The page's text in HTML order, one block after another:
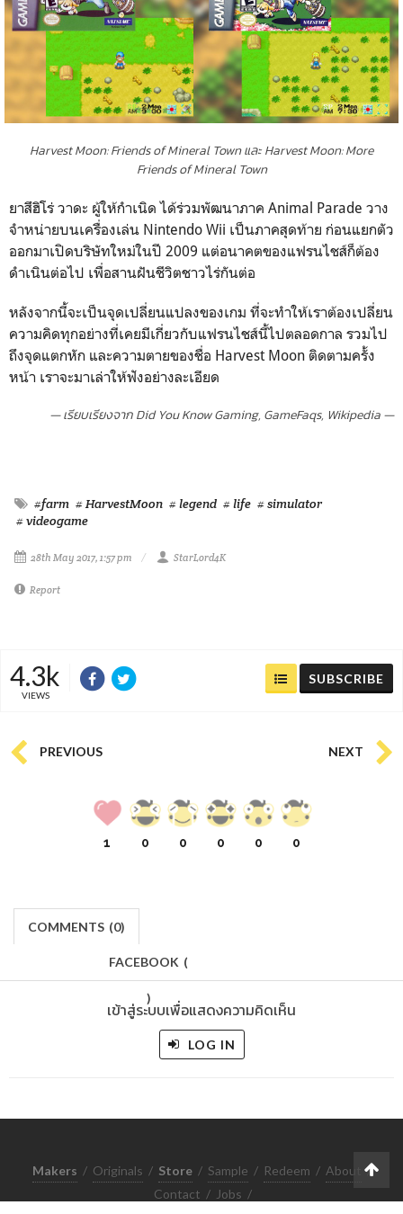
Harvest Moon: Friends of Mineral Town และ Harvest Moon: More
Friends of Mineral Town
ยาสึฮิโร่ วาดะ ผู้ให้กำเนิด ได้ร่วมพัฒนาภาค Animal Parade วาง
จำหน่ายบนเครื่องเล่น Nintendo Wii เป็นภาคสุดท้าย ก่อนแยกตัว
ออกมาเปิดบริษัทใหม่ในปี 2009 แต่อนาคตของแฟรนไชส์ก็ต้อง
ดำเนินต่อไป เพื่อสานฝันชีวิตชาวไร่กันต่อ
หลังจากนี้จะเป็นจุดเปลี่ยนแปลงของเกม ที่จะทำให้เราต้องเปลี่ยน
ความคิดทุกอย่างที่เคยมีเกี่ยวกับแฟรนไชส์นี้ไปตลอดกาล รวมไป
ถึงจุดแตกหัก และความตายของชื่อ Harvest Moon ติดตามครั้ง
หน้า เราจะมาเล่าให้ฟังอย่างละเอียด
— เรียบเรียงจาก Did You Know Gaming, GameFaqs, Wikipedia —
#farm # HarvestMoon # legend # life # simulator
# videogame
28th May 2017, 1:57 pm StarLord4K
Report
4.3k
VIEWS
SUBSCRIBE
PREVIOUS NEXT
1 0 0 0 0 0
COMMENTS (0)
FACEBOOK (
)
เข้าสู่ระบบเพื่อแสดงความคิดเห็น
LOG IN
Makers / Originals / Store / Sample / Redeem / About
/
Contact / Jobs /